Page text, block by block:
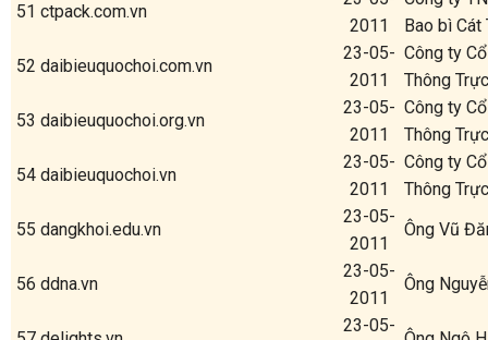
51 ctpack.com.vn
2011
Bao bì Cát
52 daibieuquochoi.com.vn
23-05-
2011
Công ty
Thông
53 daibieuquochoi.org.vn
23-05-
2011
Công ty
Thông
54 daibieuquochoi.vn
23-05-
2011
Công ty
Thông
55 dangkhoi.edu.vn
23-05-
2011
Ông Vũ
56 ddna.vn
23-05-
2011
Ông
23-05-